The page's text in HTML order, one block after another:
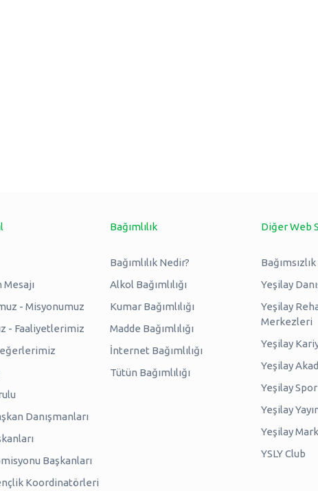
Mesajı
- Misyonumuz
- Faaliyetlerimiz
Danışmanları
Başkanları
Koordinatörleri
Bağımlılık
Bağımlılık Nedir?
Alkol Bağımlılığı
Kumar Bağımlılığı
Madde Bağımlılığı
İnternet Bağımlılığı
Tütün Bağımlılığı
Diğer Web
Yeşilay
Yeşilay
Merkezleri
Yeşilay
Yeşilay
Yeşilay
Yeşilay
Yeşilay
YSLY Club